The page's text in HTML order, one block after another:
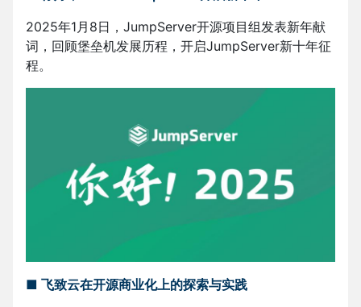
2025年1月8日，JumpServer开源项目组发表新年献
词，回顾堡垒机发展历程，开启JumpServer新十年征
程。
■ 飞致云在开源商业化上的探索与实践